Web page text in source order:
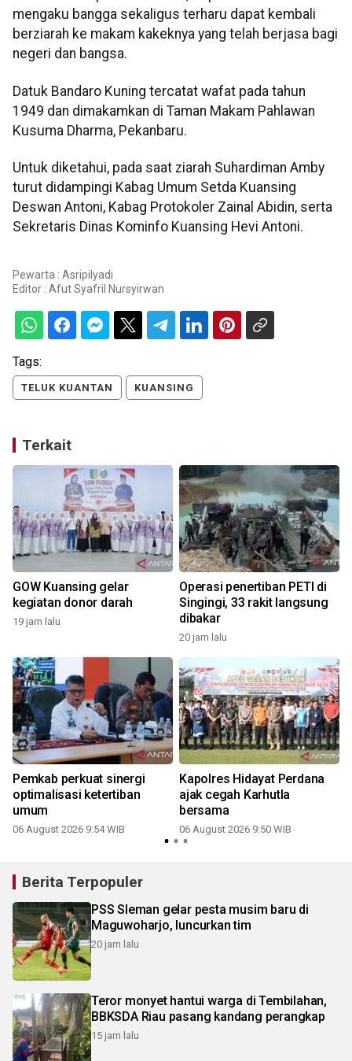
mengaku bangga sekaligus terharu dapat kembali
berziarah ke makam kakeknya yang telah berjasa bagi
negeri dan bangsa.
Datuk Bandaro Kuning tercatat wafat pada tahun
1949 dan dimakamkan di Taman Makam Pahlawan
Kusuma Dharma, Pekanbaru.
Untuk diketahui, pada saat ziarah Suhardiman Amby
turut didampingi Kabag Umum Setda Kuansing
Deswan Antoni, Kabag Protokoler Zainal Abidin, serta
Sekretaris Dinas Kominfo Kuansing Hevi Antoni.
Pewarta : Asripilyadi
Editor : Afut Syafril Nursyirwan
Tags:
TELUK KUANTAN KUANSING
Terkait
GOW Kuansing gelar
kegiatan donor darah
19 jam lalu
Operasi penertiban PETI di
Singingi, 33 rakit langsung
dibakar
20 jam lalu
Pemkab perkuat sinergi
optimalisasi ketertiban
umum
06 August 2026 9:54 WIB
Kapolres Hidayat Perdana
ajak cegah Karhutla
bersama
06 August 2026 9:50 WIB
Berita Terpopuler
PSS Sleman gelar pesta musim baru di
Maguwoharjo, luncurkan tim
20 jam lalu
Teror monyet hantui warga di Tembilahan,
BBKSDA Riau pasang kandang perangkap
15 jam lalu